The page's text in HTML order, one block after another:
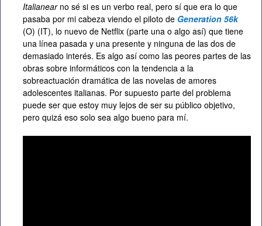
Italianearno sé si es un verbo real, pero sí que era lo que
pasaba por mi cabeza viendo el piloto de Generation 56k
(O) (IT), lo nuevo de Netflix (parte una o algo así) que tiene
una línea pasada y una presente y ninguna de las dos de
demasiado interés. Es algo así como las peores partes de las
obras sobre informáticos con la tendencia a la
sobreactuación dramática de las novelas de amores
adolescentes italianas. Por supuesto parte del problema
puede ser que estoy muy lejos de ser su público objetivo,
pero quizá eso solo sea algo bueno para mí.